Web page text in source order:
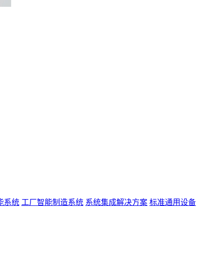
系统 工厂智能制造系统 系统集成解决方案 标准通用设备